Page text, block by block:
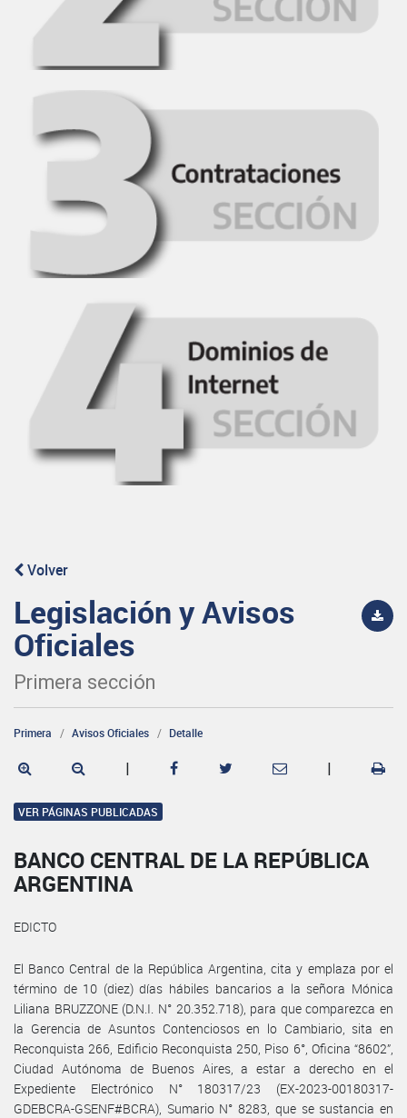
Volver
Legislación y Avisos
Oficiales
Primera sección
Primera Avisos Oficiales Detalle
| |
VER PÁGINAS PUBLICADAS
BANCO CENTRAL DE LA REPÚBLICA
ARGENTINA
EDICTO
El Banco Central de la República Argentina, cita y emplaza por el
término de 10 (diez) días hábiles bancarios a la señora Mónica
Liliana BRUZZONE (D.N.I. N° 20.352.718), para que comparezca en
la Gerencia de Asuntos Contenciosos en lo Cambiario, sita en
Reconquista 266, Edificio Reconquista 250, Piso 6°, Oficina “8602”,
Ciudad Autónoma de Buenos Aires, a estar a derecho en el
Expediente Electrónico N° 180317/23 (EX-2023-00180317-
GDEBCRA-GSENF#BCRA), Sumario N° 8283, que se sustancia en